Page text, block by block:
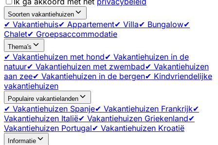
Soorten vakantiehuizen
✔ Vakantiehuis✔ Appartement✔ Villa✔ Bungalow✔
Chalet✔ Groepsaccommodatie
Thema's
✔ Vakantiehuizen met hond✔ Vakantiehuizen in de
natuur✔ Vakantiehuizen met zwembad✔ Vakantiehuizen
aan zee✔ Vakantiehuizen in de bergen✔ Kindvriendelijke
vakantiehuizen
Populaire vakantielanden
✔ Vakantiehuizen Spanje✔ Vakantiehuizen Frankrijk✔
Vakantiehuizen Italië✔ Vakantiehuizen Griekenland✔
Vakantiehuizen Portugal✔ Vakantiehuizen Kroatië
Informatie